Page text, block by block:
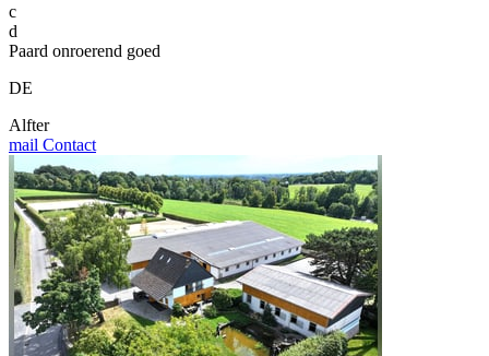
c
d
Paard onroerend goed
DE
Alfter
mail Contact